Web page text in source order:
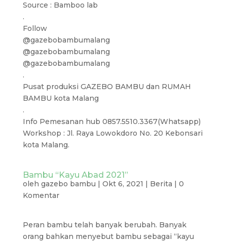
Source : Bamboo lab
.
Follow
@gazebobambumalang
@gazebobambumalang
@gazebobambumalang
.
Pusat produksi GAZEBO BAMBU dan RUMAH
BAMBU kota Malang
.
Info Pemesanan hub 0857.5510.3367(Whatsapp)
Workshop : Jl. Raya Lowokdoro No. 20 Kebonsari
kota Malang.
Bambu “Kayu Abad 2021”
oleh gazebo bambu | Okt 6, 2021 | Berita | 0
Komentar
Peran bambu telah banyak berubah. Banyak
orang bahkan menyebut bambu sebagai “kayu